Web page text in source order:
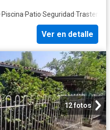
·Piscina·Patio·Seguridad·Trastero
Ver en detalle
12 fotos